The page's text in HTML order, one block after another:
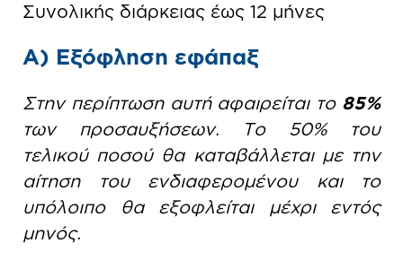
Συνολικής διάρκειας έως 12 μήνες
Α) Εξόφληση εφάπαξ
Στην περίπτωση αυτή αφαιρείται το 85%
των προσαυξήσεων. Το 50% του
τελικού ποσού θα καταβάλλεται με την
αίτηση του ενδιαφερομένου και το
υπόλοιπο θα εξοφλείται μέχρι εντός
μηνός.